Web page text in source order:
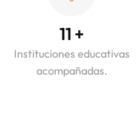
11 +
Instituciones educativas
acompañadas.